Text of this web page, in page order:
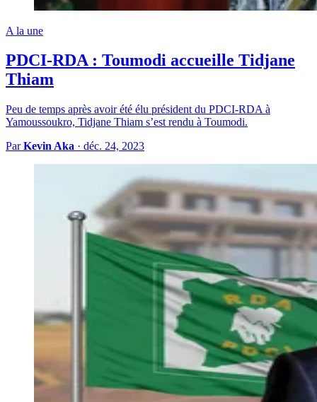
A la une
PDCI-RDA : Toumodi accueille Tidjane
Thiam
Peu de temps après avoir été élu président du PDCI-RDA à
Yamoussoukro, Tidjane Thiam s’est rendu à Toumodi.
ParKevin Aka · déc. 24, 2023